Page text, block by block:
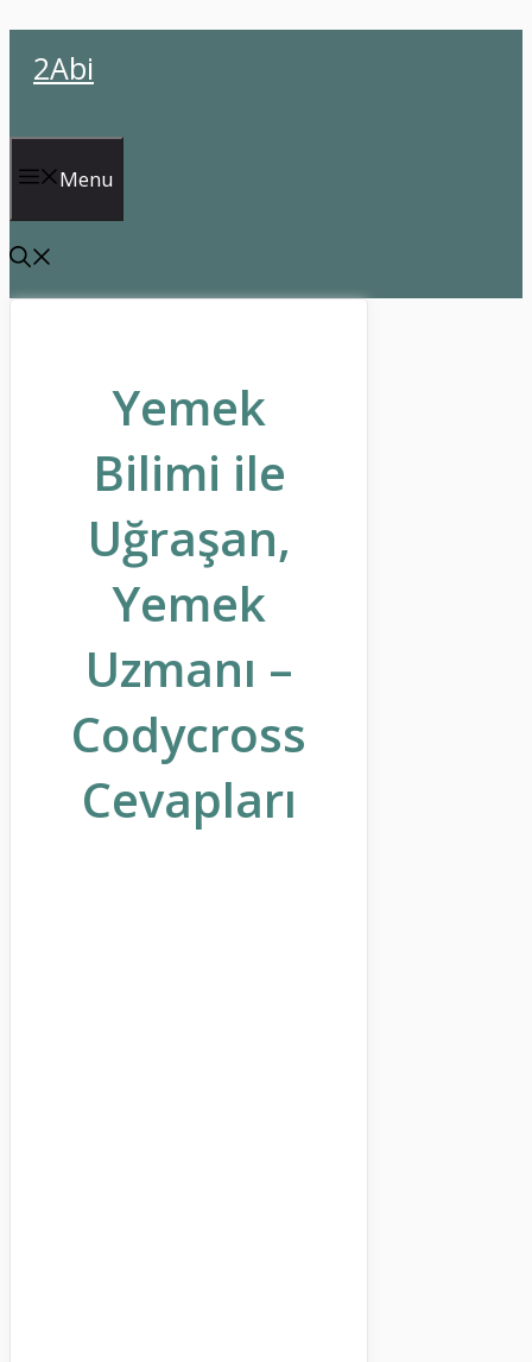
atla2Abi
Menu
Yemek
Bilimi ile
Uğraşan,
Yemek
Uzmanı –
Codycross
Cevapları